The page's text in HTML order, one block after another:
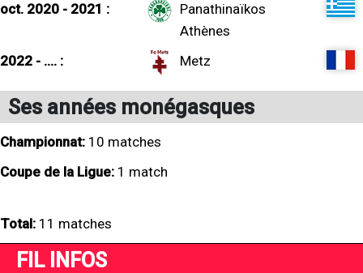
oct. 2020 - 2021 :
Panathinaïkos
Athènes
2022 - .... :
Metz
Ses années monégasques
Championnat: 10 matches
Coupe de la Ligue: 1 match
Total: 11 matches
FIL INFOS